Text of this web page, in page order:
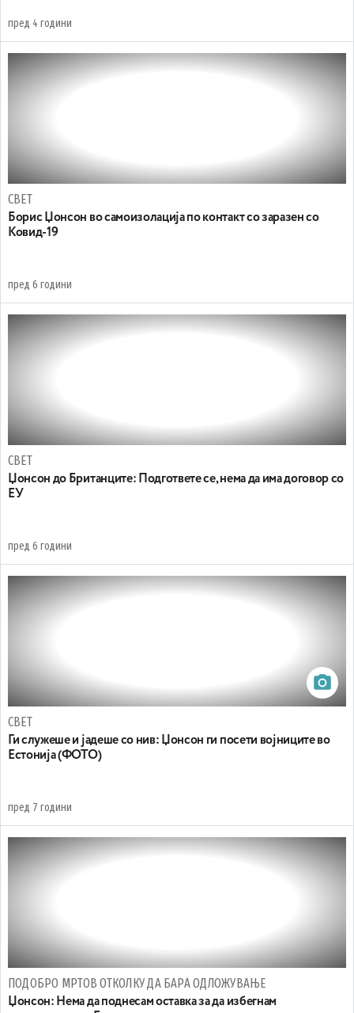
пред 4 години
СВЕТ
Борис Џонсон во самоизолација по контакт со заразен со
Ковид-19
пред 6 години
СВЕТ
Џонсон до Британците: Подгответе се, нема да има договор со
ЕУ
пред 6 години
СВЕТ
Ги служеше и јадеше со нив: Џонсон ги посети војниците во
Естонија (ФОТО)
пред 7 години
ПОДОБРО МРТОВ ОТКОЛКУ ДА БАРА ОДЛОЖУВАЊЕ
Џонсон: Нема да поднесам оставка за да избегнам